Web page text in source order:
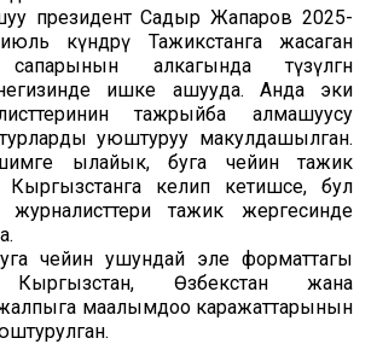
президент Садыр Жапаров 2025-
күндөрү Тажикстанга жасаган
сапарынын алкагында түзүлгөн
ишке ашууда. Анда эки
тажрыйба алмашуусу
уюштуруу макулдашылган.
ылайык, буга чейин тажик
Кыргызстанга келип кетишсе, бул
тажик жергесинде
чейин ушундай эле форматтагы
Кыргызстан, Өзбекстан жана
маалымдоо каражаттарынын